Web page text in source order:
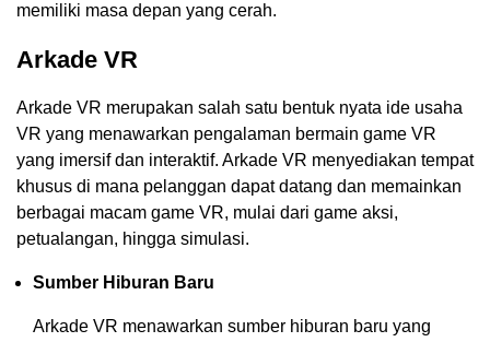
memiliki masa depan yang cerah.
Arkade VR
Arkade VR merupakan salah satu bentuk nyata ide usaha
VR yang menawarkan pengalaman bermain game VR
yang imersif dan interaktif. Arkade VR menyediakan tempat
khusus di mana pelanggan dapat datang dan memainkan
berbagai macam game VR, mulai dari game aksi,
petualangan, hingga simulasi.
Sumber Hiburan Baru
Arkade VR menawarkan sumber hiburan baru yang